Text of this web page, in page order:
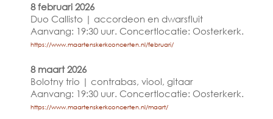
8 februari 2026
Duo Callisto | accordeon en dwarsfluit
Aanvang: 19:30 uur. Concertlocatie: Oosterkerk.
https://www.maartenskerkconcerten.nl/februari/
8 maart 2026
Bolotny trio | contrabas, viool, gitaar
Aanvang: 19:30 uur. Concertlocatie: Oosterkerk.
https://www.maartenskerkconcerten.nl/maart/